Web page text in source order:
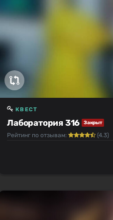
Лаборатория 316 Закрыт
КВЕСТ
Рейтинг по отзывам: (4.3)